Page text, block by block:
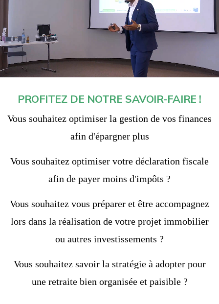
PROFITEZ DE NOTRE SAVOIR-FAIRE !
Vous souhaitez optimiser la gestion de vos finances
afin d'épargner plus
Vous souhaitez optimiser votre déclaration fiscale
afin de payer moins d'impôts ?
Vous souhaitez vous préparer et être accompagnez
lors dans la réalisation de votre projet immobilier
ou autres investissements ?
Vous souhaitez savoir la stratégie à adopter pour
une retraite bien organisée et paisible ?